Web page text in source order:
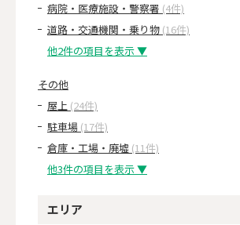
病院・医療施設・警察署 (4件)
道路・交通機関・乗り物 (16件)
他2件の項目を表示 ▼
その他
屋上 (24件)
駐車場 (17件)
倉庫・工場・廃墟 (11件)
他3件の項目を表示 ▼
エリア